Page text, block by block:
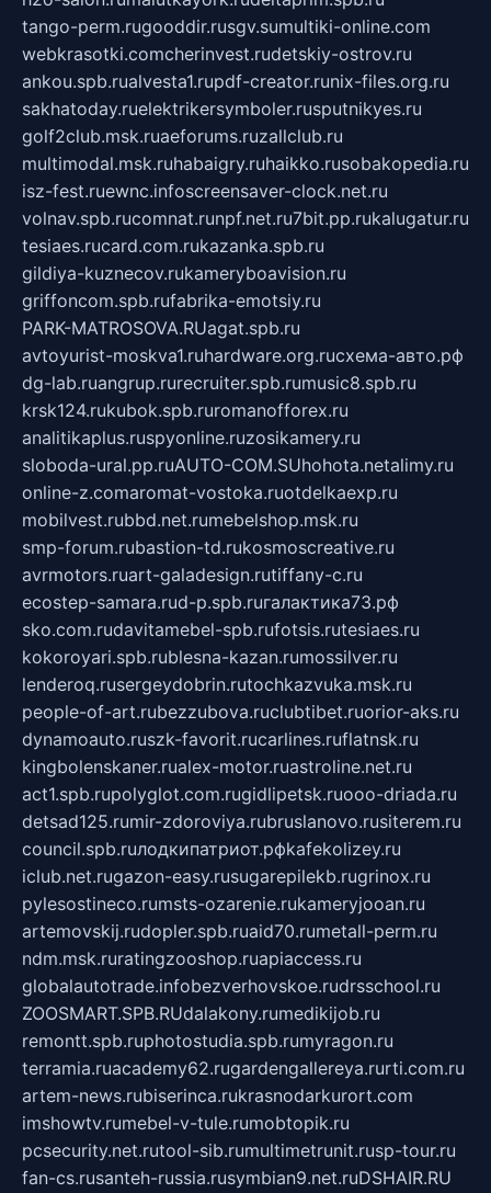
tango-perm.rugooddir.rusgv.sumultiki-online.com
webkrasotki.comcherinvest.rudetskiy-ostrov.ru
ankou.spb.rualvesta1.rupdf-creator.runix-files.org.ru
sakhatoday.ruelektrikersymboler.rusputnikyes.ru
golf2club.msk.ruaeforums.ruzallclub.ru
multimodal.msk.ruhabaigry.ruhaikko.rusobakopedia.ru
isz-fest.ruewnc.infoscreensaver-clock.net.ru
volnav.spb.rucomnat.runpf.net.ru7bit.pp.rukalugatur.ru
tesiaes.rucard.com.rukazanka.spb.ru
gildiya-kuznecov.rukameryboavision.ru
griffoncom.spb.rufabrika-emotsiy.ru
PARK-MATROSOVA.RUagat.spb.ru
avtoyurist-moskva1.ruhardware.org.ruсхема-авто.рф
dg-lab.ruangrup.rurecruiter.spb.rumusic8.spb.ru
krsk124.rukubok.spb.ruromanofforex.ru
analitikaplus.ruspyonline.ruzosikamery.ru
sloboda-ural.pp.ruAUTO-COM.SUhohota.netalimy.ru
online-z.comaromat-vostoka.ruotdelkaexp.ru
mobilvest.rubbd.net.rumebelshop.msk.ru
smp-forum.rubastion-td.rukosmoscreative.ru
avrmotors.ruart-galadesign.rutiffany-c.ru
ecostep-samara.rud-p.spb.ruгалактика73.рф
sko.com.rudavitamebel-spb.rufotsis.rutesiaes.ru
kokoroyari.spb.rublesna-kazan.rumossilver.ru
lenderoq.rusergeydobrin.rutochkazvuka.msk.ru
people-of-art.rubezzubova.ruclubtibet.ruorior-aks.ru
dynamoauto.ruszk-favorit.rucarlines.ruflatnsk.ru
kingbolenskaner.rualex-motor.ruastroline.net.ru
act1.spb.rupolyglot.com.rugidlipetsk.ruooo-driada.ru
detsad125.rumir-zdoroviya.rubruslanovo.rusiterem.ru
council.spb.ruлодкипатриот.рфkafekolizey.ru
iclub.net.rugazon-easy.rusugarepilekb.rugrinox.ru
pylesostineco.rumsts-ozarenie.rukameryjooan.ru
artemovskij.rudopler.spb.ruaid70.rumetall-perm.ru
ndm.msk.ruratingzooshop.ruapiaccess.ru
globalautotrade.infobezverhovskoe.rudrsschool.ru
ZOOSMART.SPB.RUdalakony.rumedikijob.ru
remontt.spb.ruphotostudia.spb.rumyragon.ru
terramia.ruacademy62.rugardengallereya.rurti.com.ru
artem-news.rubiserinca.rukrasnodarkurort.com
imshowtv.rumebel-v-tule.rumobtopik.ru
pcsecurity.net.rutool-sib.rumultimetrunit.rusp-tour.ru
fan-cs.rusanteh-russia.rusymbian9.net.ruDSHAIR.RU